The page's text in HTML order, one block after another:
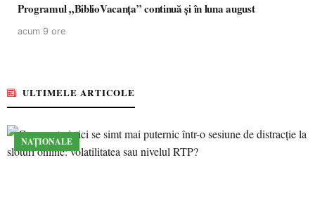
Programul „BiblioVacanța” continuă și în luna august
acum 9 ore
ULTIMELE ARTICOLE
NAȚIONALE